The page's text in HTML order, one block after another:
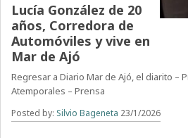
Lucía González de 20
años, Corredora de
Automóviles y vive en
Mar de Ajó
Regresar a Diario Mar de Ajó, el diarito –
Atemporales – Prensa
Posted by: Silvio Bageneta 23/1/2026